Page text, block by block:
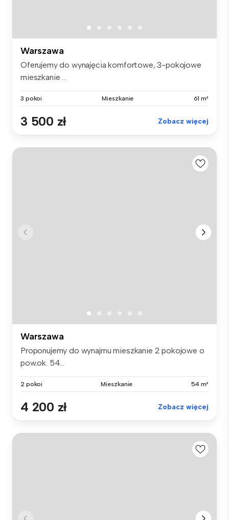
Warszawa
Oferujemy do wynajęcia komfortowe, 3-pokojowe
mieszkanie ...
3 pokoi Mieszkanie 61 m²
3 500 zł Zobacz więcej
Warszawa
Proponujemy do wynajmu mieszkanie 2 pokojowe o
pow.ok. 54...
2 pokoi Mieszkanie 54 m²
4 200 zł Zobacz więcej